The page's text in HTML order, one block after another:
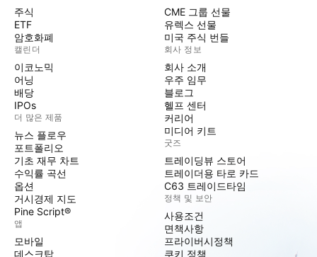
주식
ETF
암호화폐
캘린더
이코노믹
어닝
배당
IPOs
더 많은 제품
뉴스 플로우
포트폴리오
기초 재무 차트
수익률 곡선
옵션
거시경제 지도
Pine Script®
앱
모바일
데스크탑
CME 그룹 선물
유렉스 선물
미국 주식 번들
회사 정보
회사 소개
우주 임무
블로그
헬프 센터
커리어
미디어 키트
굿즈
트레이딩뷰 스토어
트레이더용 타로 카드
C63 트레이드타임
정책 및 보안
사용조건
면책사항
프라이버시정책
쿠키 정책